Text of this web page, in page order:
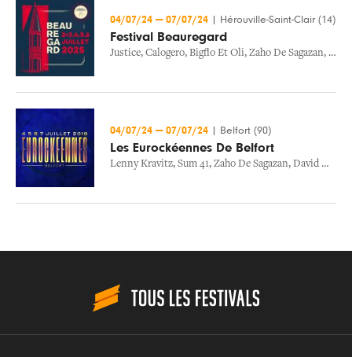
04/07/24 — 07/07/24 Hérouville-Saint-Clair (14)
Festival Beauregard
Justice, Calogero, Bigflo Et Oli, Zaho De Sagazan,
04/07/24 — 07/07/24 Belfort (90)
Les Eurockéennes De Belfort
Lenny Kravitz, Sum 41, Zaho De Sagazan, David Guetta